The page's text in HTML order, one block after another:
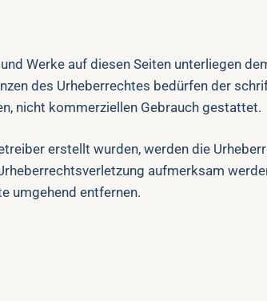
Werke auf diesen Seiten unterliegen
des Urheberrechtes bedürfen der
nicht kommerziellen Gebrauch gestattet.
erstellt wurden, werden die
aufmerksam
umgehend entfernen.